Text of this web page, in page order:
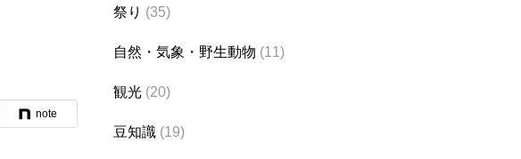
note
祭り (35)
自然・気象・野生動物 (11)
観光 (20)
豆知識 (19)